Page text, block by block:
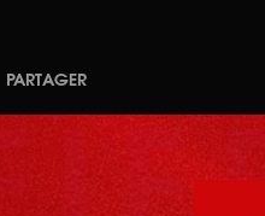
PARTAGER